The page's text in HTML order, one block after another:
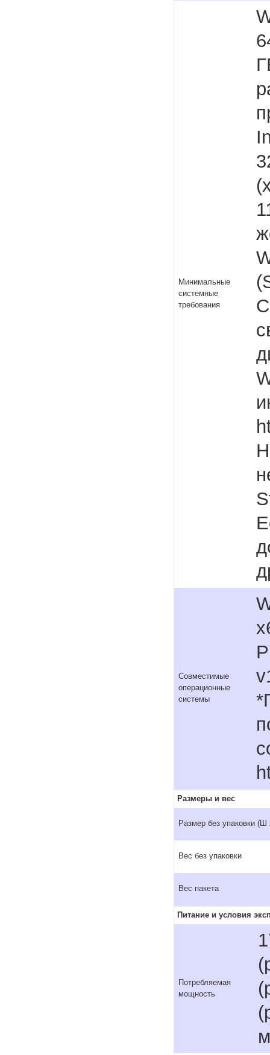
Минимальные
системные
требования
Совместимые
операционные
системы
Размеры и вес
Размер без упаковки
Вес без упаковки
Вес пакета
Питание и условия
Потребляемая
мощность